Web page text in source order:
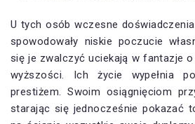
U tych osób wczesne
spowodowały niskie poczucie
się je zwalczyć uciekają w fantazje
wyższości. Ich życie wypełnia
prestiżem. Swoim osiągnięciom
starając się jednocześnie pokazać